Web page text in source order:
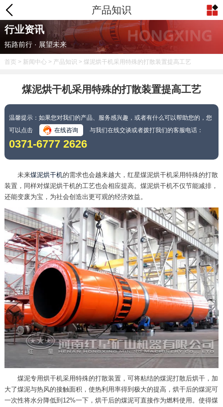
产品知识
行业资讯
拓路前行 · 展望未来
首页 > 新闻中心> 产品知识 > 煤泥烘干机采用特殊的打散装置提高工艺
煤泥烘干机采用特殊的打散装置提高工艺
温馨提示：如果您对我们的产品、服务感兴趣，或者有什么可以帮助您的，您
可以点击
在线咨询 与我们在线交谈或者拨打我们的客服电话：
0371-6777 2626
未来煤泥烘干机的需求也会越来越大，红星煤泥烘干机采用特殊的打散
装置，同样对煤泥烘干机的工艺也会相应提高。煤泥烘干机不仅节能减排，
还能变废为宝，为社会创造出更可观的经济效益。
煤泥专用烘干机采用特殊的打散装置，可将粘结的煤泥打散后烘干，加
大了煤泥与热风的接触面积，使热利用率得到极大的提高，烘干后的煤泥可
一次性将水分降低到12%一下，烘干后的煤泥可直接作为燃料使用。使得煤